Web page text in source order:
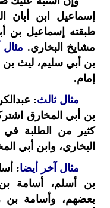
إسماعيل ابن
طبقته إسماعيل بن
مشايخ البخاري. مثال
بن أبي سليم، ليث
إمام.
مثال ثالث:
بن أبي المخارق
كثير من الطلبة في
البخاري، وابن أبي
مثال آخر أيضا:
بن أسلم، أسامة
بعضهم، وأسامة بن